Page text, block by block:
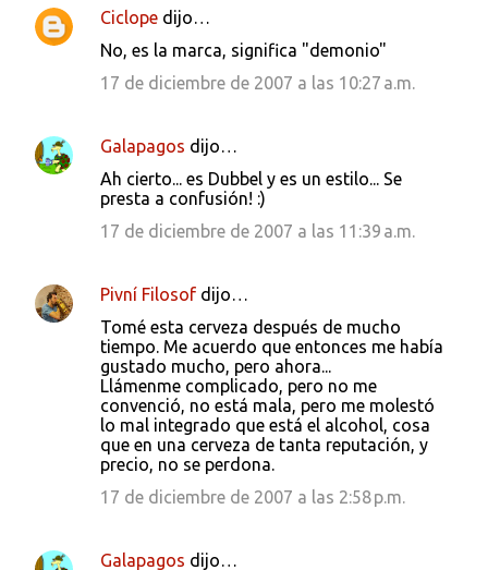
Ciclope dijo…
No, es la marca, significa "demonio"
17 de diciembre de 2007 a las 10:27 a.m.
Galapagos dijo…
Ah cierto... es Dubbel y es un estilo... Se
presta a confusión! :)
17 de diciembre de 2007 a las 11:39 a.m.
Pivní Filosof dijo…
Tomé esta cerveza después de mucho
tiempo. Me acuerdo que entonces me había
gustado mucho, pero ahora...
Llámenme complicado, pero no me
convenció, no está mala, pero me molestó
lo mal integrado que está el alcohol, cosa
que en una cerveza de tanta reputación, y
precio, no se perdona.
17 de diciembre de 2007 a las 2:58 p.m.
Galapagos dijo…